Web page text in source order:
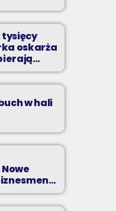
oskarża
w hali